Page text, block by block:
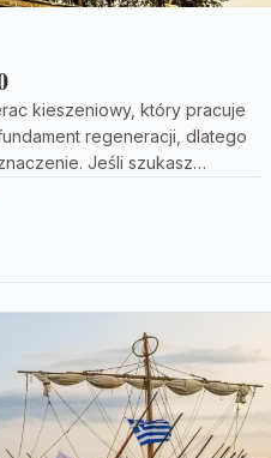
kieszeniowy, który pracuje
regeneracji, dlatego
Jeśli szukasz…